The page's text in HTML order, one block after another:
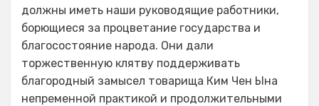
должны иметь наши руководящие работники,
борющиеся за процветание государства и
благосостояние народа. Они дали
торжественную клятву поддерживать
благородный замысел товарища Ким Чен Ына
непременной практикой и продолжительными